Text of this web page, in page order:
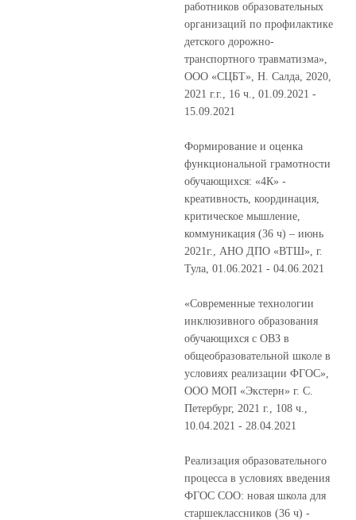
работников образовательных
организаций по профилактике
детского дорожно-
транспортного травматизма»,
ООО «СЦБТ», Н. Салда, 2020,
2021 г.г., 16 ч., 01.09.2021 -
15.09.2021
Формирование и оценка
функциональной грамотности
обучающихся: «4К» -
креативность, координация,
критическое мышление,
коммуникация (36 ч) – июнь
2021г., АНО ДПО «ВТШ», г.
Тула, 01.06.2021 - 04.06.2021
«Современные технологии
инклюзивного образования
обучающихся с ОВЗ в
общеобразовательной школе в
условиях реализации ФГОС»,
ООО МОП «Экстерн» г. С.
Петербург, 2021 г., 108 ч.,
10.04.2021 - 28.04.2021
Реализация образовательного
процесса в условиях введения
ФГОС СОО: новая школа для
старшеклассников (36 ч) -